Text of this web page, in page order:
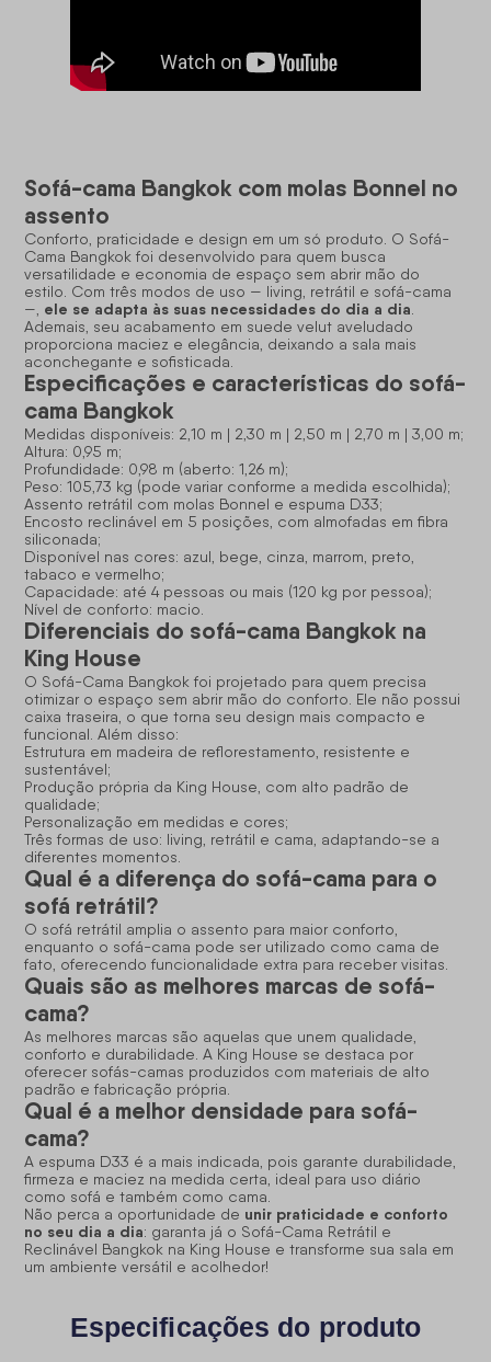
Sofá-cama Bangkok com molas Bonnel no
assento
Conforto, praticidade e design em um só produto. O Sofá-
Cama Bangkok foi desenvolvido para quem busca
versatilidade e economia de espaço sem abrir mão do
estilo. Com três modos de uso — living, retrátil e sofá-cama
—, ele se adapta às suas necessidades do dia a dia
Ademais, seu acabamento em suede velut aveludado
proporciona maciez e elegância, deixando a sala mais
aconchegante e sofisticada.
Especificações e características do sofá-
cama Bangkok
Medidas disponíveis: 2,10 m | 2,30 m | 2,50 m | 2,70 m | 3,00 m;
Altura: 0,95 m;
Profundidade: 0,98 m (aberto: 1,26 m);
Peso: 105,73 kg (pode variar conforme a medida escolhida);
Assento retrátil com molas Bonnel e espuma D33;
Encosto reclinável em 5 posições, com almofadas em fibra
siliconada;
Disponível nas cores: azul, bege, cinza, marrom, preto,
tabaco e vermelho;
Capacidade: até 4 pessoas ou mais (120 kg por pessoa);
Nível de conforto: macio.
Diferenciais do sofá-cama Bangkok na
King House
O Sofá-Cama Bangkok foi projetado para quem precisa
otimizar o espaço sem abrir mão do conforto. Ele não possui
caixa traseira, o que torna seu design mais compacto e
funcional. Além disso:
Estrutura em madeira de reflorestamento, resistente e
sustentável;
Produção própria da King House, com alto padrão de
qualidade;
Personalização em medidas e cores;
Três formas de uso: living, retrátil e cama, adaptando-se a
diferentes momentos.
Qual é a diferença do sofá-cama para o
sofá retrátil?
O sofá retrátil amplia o assento para maior conforto,
enquanto o sofá-cama pode ser utilizado como cama de
fato, oferecendo funcionalidade extra para receber visitas.
Quais são as melhores marcas de sofá-
cama?
As melhores marcas são aquelas que unem qualidade,
conforto e durabilidade. A King House se destaca por
oferecer sofás-camas produzidos com materiais de alto
padrão e fabricação própria.
Qual é a melhor densidade para sofá-
cama?
A espuma D33 é a mais indicada, pois garante durabilidade,
firmeza e maciez na medida certa, ideal para uso diário
como sofá e também como cama.
Não perca a oportunidade de unir praticidade e conforto
no seu dia a dia: garanta já o Sofá-Cama Retrátil e
Reclinável Bangkok na King House e transforme sua sala em
um ambiente versátil e acolhedor!
Especificações do produto